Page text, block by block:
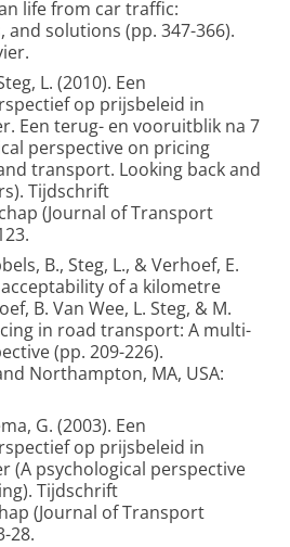
life from car traffic:
and solutions (pp. 347-366).
L. (2010). Een
op prijsbeleid in
Een terug- en vooruitblik na 7
perspective on pricing
transport. Looking back and
Tijdschrift
(Journal of Transport
B., Steg, L., & Verhoef, E.
acceptability of a kilometre
B. Van Wee, L. Steg, & M.
in road transport: A multi-
(pp. 209-226).
Northampton, MA, USA:
G. (2003). Een
op prijsbeleid in
(A psychological perspective
Tijdschrift
(Journal of Transport
28.